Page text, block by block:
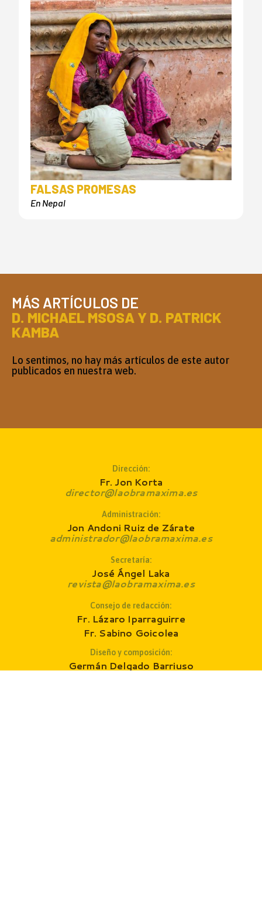
FALSAS PROMESAS
En Nepal
MÁS ARTÍCULOS DE
D. MICHAEL MSOSA Y D. PATRICK
KAMBA
Lo sentimos, no hay más artículos de este autor
publicados en nuestra web.
Dirección:
Fr. Jon Korta
director@laobramaxima.es
Administración:
Jon Andoni Ruiz de Zárate
administrador@laobramaxima.es
Secretaría:
José Ángel Laka
revista@laobramaxima.es
Consejo de redacción:
Fr. Lázaro Iparraguirre
Fr. Sabino Goicolea
Diseño y composición:
Germán Delgado Barriuso